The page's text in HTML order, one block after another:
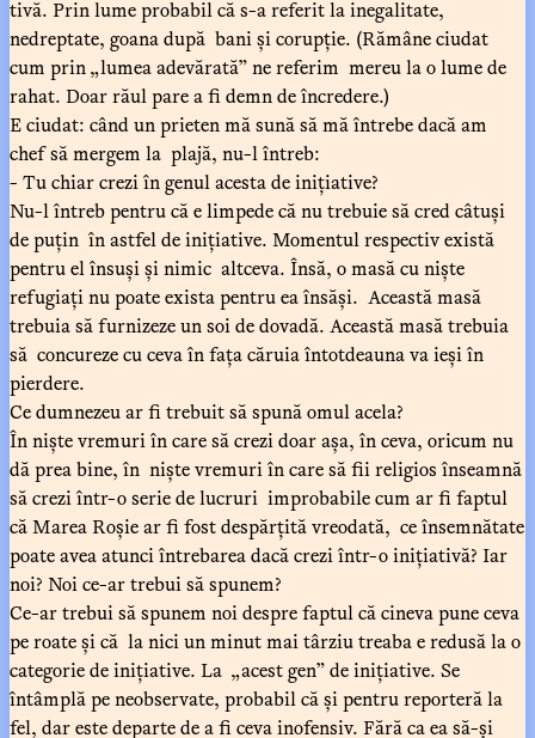
tivă. Prin lume probabil că s-a referit la inegalitate,
nedreptate, goana după bani și corupție. (Rămâne ciudat
cum prin „lumea adevărată” ne referim mereu la o lume de
rahat. Doar răul pare a fi demn de încredere.)
E ciudat: când un prieten mă sună să mă întrebe dacă am
chef să mergem la plajă, nu-l întreb:
- Tu chiar crezi în genul acesta de inițiative?
Nu-l întreb pentru că e limpede că nu trebuie să cred câtuși
de puțin în astfel de inițiative. Momentul respectiv există
pentru el însuși și nimic altceva. Însă, o masă cu niște
refugiați nu poate exista pentru ea însăși. Această masă
trebuia să furnizeze un soi de dovadă. Această masă trebuia
să concureze cu ceva în fața căruia întotdeauna va ieși în
pierdere.
Ce dumnezeu ar fi trebuit să spună omul acela?
În niște vremuri în care să crezi doar așa, în ceva, oricum nu
dă prea bine, în niște vremuri în care să fii religios înseamnă
să crezi într-o serie de lucruri improbabile cum ar fi faptul
că Marea Roșie ar fi fost despărțită vreodată, ce însemnătate
poate avea atunci întrebarea dacă crezi într-o inițiativă? Iar
noi? Noi ce-ar trebui să spunem?
Ce-ar trebui să spunem noi despre faptul că cineva pune ceva
pe roate și că la nici un minut mai târziu treaba e redusă la o
categorie de inițiative. La „acest gen” de inițiative. Se
întâmplă pe neobservate, probabil că și pentru reporteră la
fel, dar este departe de a fi ceva inofensiv. Fără ca ea să-și